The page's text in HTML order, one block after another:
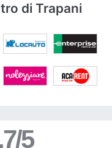
di Trapani
5